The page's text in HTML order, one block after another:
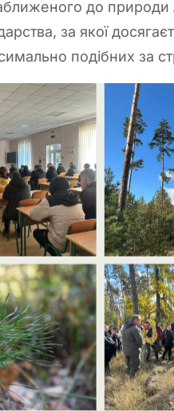
до природи
за якої
подібних за